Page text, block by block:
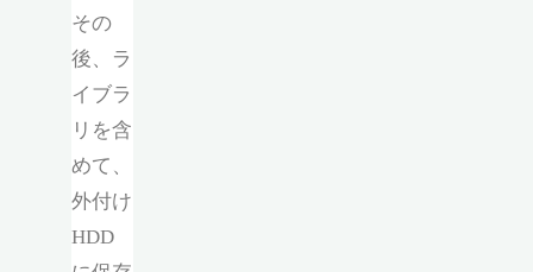
その
後、ラ
イブラ
リを含
めて、
外付け
HDD